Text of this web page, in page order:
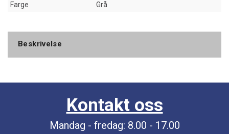
Farge
Grå
Beskrivelse
Kontakt oss
Mandag - fredag: 8.00 - 17.00